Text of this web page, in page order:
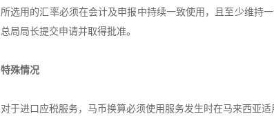
所选用的汇率必须在会计及申报中持续一致使用，且至少维持
总局局长提交申请并取得批准。
特殊情况
对于进口应税服务，马币换算必须使用服务发生时在马来西亚适